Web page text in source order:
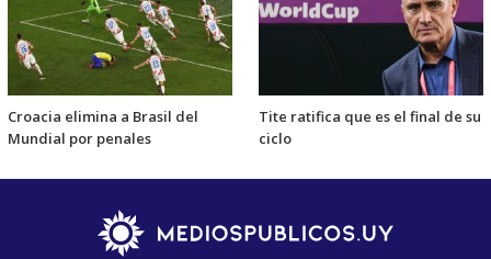
Croacia elimina a Brasil del
Mundial por penales
Tite ratifica que es el final de su
ciclo